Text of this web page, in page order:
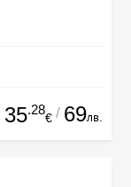
35.28
€ / 69лв.